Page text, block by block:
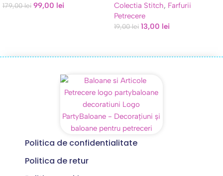
179,00lei 99,00 lei
Aniversare
Colectia Stitch, Farfurii
Petrecere
19,00lei 13,00 lei
Politica de confidentialitate
Politica de retur